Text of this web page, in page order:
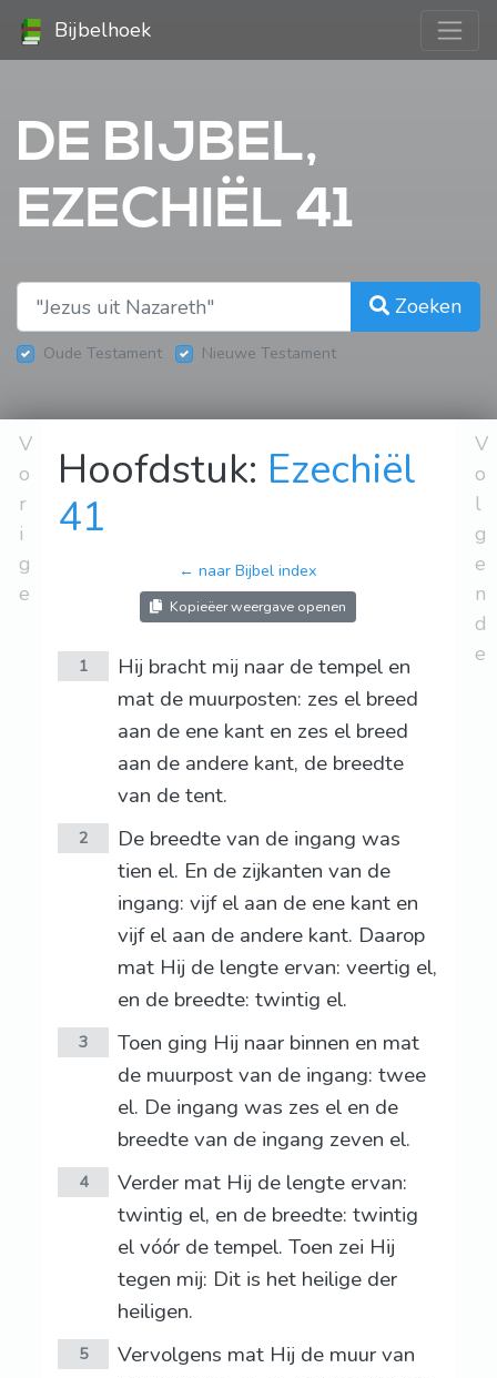
Bijbelhoek
DE BIJBEL,
EZECHIËL 41
Zoeken
Oude Testament Nieuwe Testament
V
o
r
i
g
e
Hoofdstuk: Ezechiël
41
← naar Bijbel index
Kopieëer weergave openen
1
Hij bracht mij naar de tempel en
mat de muurposten: zes el breed
aan de ene kant en zes el breed
aan de andere kant, de breedte
van de tent.
2
De breedte van de ingang was
tien el. En de zijkanten van de
ingang: vijf el aan de ene kant en
vijf el aan de andere kant. Daarop
mat Hij de lengte ervan: veertig el,
en de breedte: twintig el.
3
Toen ging Hij naar binnen en mat
de muurpost van de ingang: twee
el. De ingang was zes el en de
breedte van de ingang zeven el.
4
Verder mat Hij de lengte ervan:
twintig el, en de breedte: twintig
el vóór de tempel. Toen zei Hij
tegen mij: Dit is het heilige der
heiligen.
5
Vervolgens mat Hij de muur van
V
o
l
g
e
n
d
e